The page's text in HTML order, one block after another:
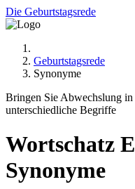
Die Geburtstagsrede
Geburtstagsrede
Synonyme
Bringen Sie Abwechslung
unterschiedliche Begriffe
Wortschatz
Synonyme